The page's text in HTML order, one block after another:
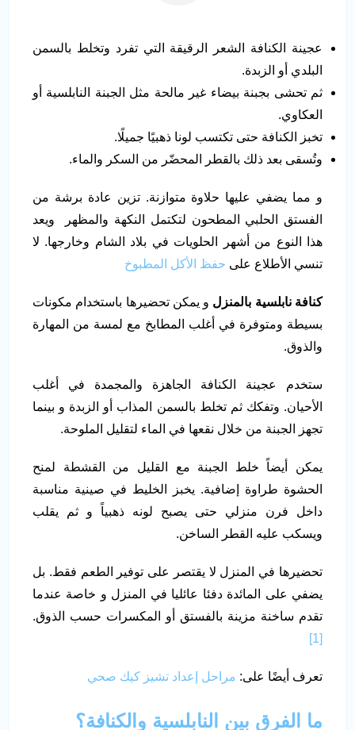
عجينة الكنافة الشعر الرقيقة التي تفرد وتخلط بالسمن
البلدي أو الزبدة.
ثم تحشى بجبنة بيضاء غير مالحة مثل الجبنة النابلسية أو
العكاوي.
تخبز الكنافة حتى تكتسب لونا ذهبيًا جميلًا.
وتُسقى بعد ذلك بالقطر المحضّر من السكر والماء.
و مما يضفي عليها حلاوة متوازنة. تزين عادة برشة من
الفستق الحلبي المطحون لتكتمل النكهة والمظهر ويعد
هذا النوع من أشهر الحلويات في بلاد الشام وخارجها. لا
تنسي الأطلاع على حفظ الأكل المطبوخ
كنافة نابلسية بالمنزل و يمكن تحضيرها باستخدام مكونات
بسيطة ومتوفرة في أغلب المطابخ مع لمسة من المهارة
والذوق.
ستخدم عجينة الكنافة الجاهزة والمجمدة في أغلب
الأحيان. وتفكك ثم تخلط بالسمن المذاب أو الزبدة و بينما
تجهز الجبنة من خلال نقعها في الماء لتقليل الملوحة.
يمكن أيضاً خلط الجبنة مع القليل من القشطة لمنح
الحشوة طراوة إضافية. يخبز الخليط في صينية مناسبة
داخل فرن منزلي حتى يصبح لونه ذهبياً و ثم يقلب
ويسكب عليه القطر الساخن.
تحضيرها في المنزل لا يقتصر على توفير الطعم فقط. بل
يضفي على المائدة دفئا عائليا في المنزل و خاصة عندما
تقدم ساخنة مزينة بالفستق أو المكسرات حسب الذوق.
[1]
تعرف أيضًا على: مراحل إعداد تشيز كيك صحي
ما الفرق بين النابلسية والكنافة؟